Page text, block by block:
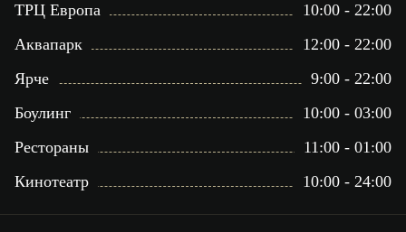
ТРЦ Европа
10:00 - 22:00
Аквапарк
12:00 - 22:00
Ярче
9:00 - 22:00
Боулинг
10:00 - 03:00
Рестораны
11:00 - 01:00
Кинотеатр
10:00 - 24:00